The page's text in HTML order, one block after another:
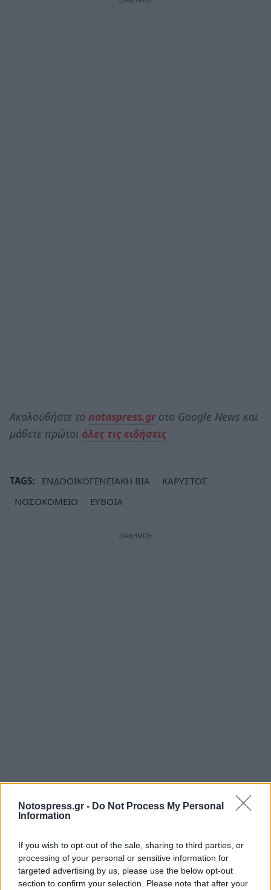
Notospress.gr - Do Not Process My Personal
Information
If you wish to opt-out of the sale, sharing to third parties, or
processing of your personal or sensitive information for
targeted advertising by us, please use the below opt-out
section to confirm your selection. Please note that after your
Ακολουθήστε το notospress.grστο Google News και
μάθετε πρώτοι όλες τις ειδήσεις
TAGS: ΕΝΔΟΟΙΚΟΓΕΝΕΙΑΚΗ ΒΙΑ
ΚΑΡΥΣΤΟΣ
ΝΟΣΟΚΟΜΕΙΟ
ΕΥΒΟΙΑ